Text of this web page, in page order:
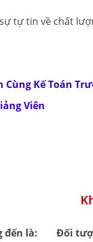
tin về chất
Cùng Kế Toán
Viên
đến là:
Đối